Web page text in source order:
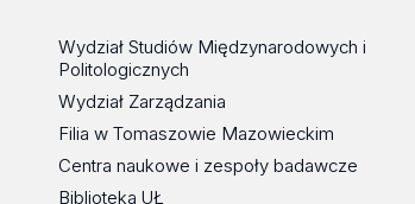
Wydział Studiów Międzynarodowych i
Politologicznych
Wydział Zarządzania
Filia w Tomaszowie Mazowieckim
Centra naukowe i zespoły badawcze
Biblioteka UŁ